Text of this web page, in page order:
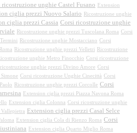
ricostruzione unghie Castel Fusano
Extension
ciglia prezzi Nuovo Salario
Ricostruzione unghie
ciglia prezzi Cassia Corsi ricostruzione unghie
Ricostruzione unghie prezzi Tuscolana Roma Corsi
Ricostruzione unghie Mostacciano Corsi
Ricostruzione unghie prezzi Velletri
Ricostruzione
unghie Metro Finocchio Corsi ricostruzione
unghie prezzi Divino Amore Corsi
Corsi ricostruzione Unghie Cinecittà Corsi
Ricostruzione unghie prezzi Corcolle Corsi
Extension ciglia prezzi Piazza Navona Roma
Extension ciglia Colonna Corsi ricostruzione unghie
Extension ciglia prezzi Casal Selce
Extension ciglia Cola di Rienzo Roma Corsi
Extension ciglia Quarto Miglio Roma